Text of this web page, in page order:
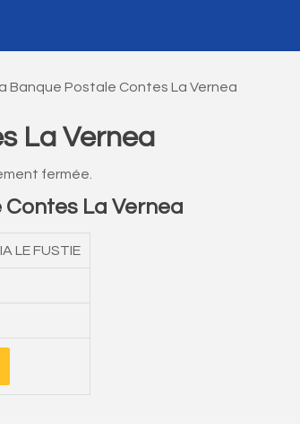
Banque Postale Contes La Vernea
La Vernea
fermée.
La Vernea
LE FUSTIE